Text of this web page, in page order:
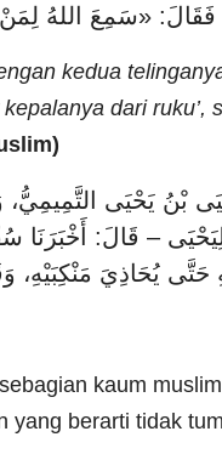
فَقَالَ: «سَمِعَ اللهُ
kedua
dari ruku’,
بْنُ يَحْيَى
– قَالَ: أَخْبَرَنَا
حَتَّى يُحَاذِيَ مَنْكِبَيْهِ،
kaum
berarti tidak